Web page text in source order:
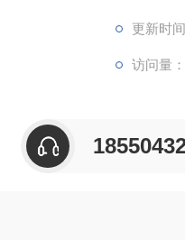
更新时
访问量